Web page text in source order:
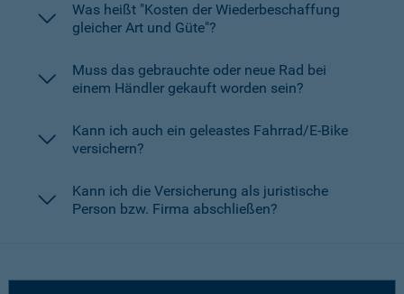
Was heißt "Kosten der Wiederbeschaffung
gleicher Art und Güte"?
Muss das gebrauchte oder neue Rad bei
einem Händler gekauft worden sein?
Kann ich auch ein geleastes Fahrrad/E-Bike
versichern?
Kann ich die Versicherung als juristische
Person bzw. Firma abschließen?